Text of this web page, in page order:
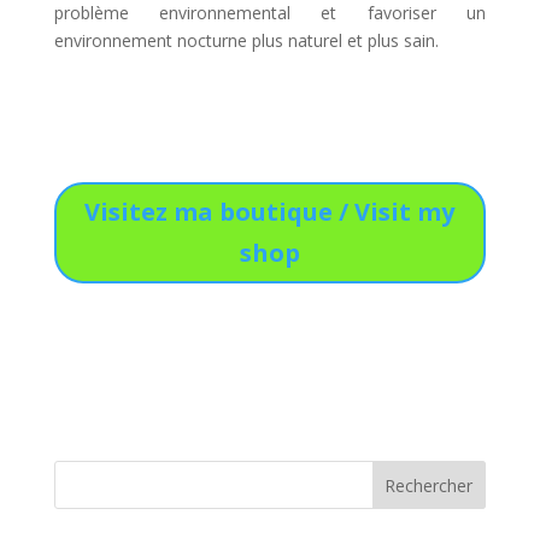
problème environnemental et favoriser un
environnement nocturne plus naturel et plus sain.
Visitez ma boutique / Visit my
shop